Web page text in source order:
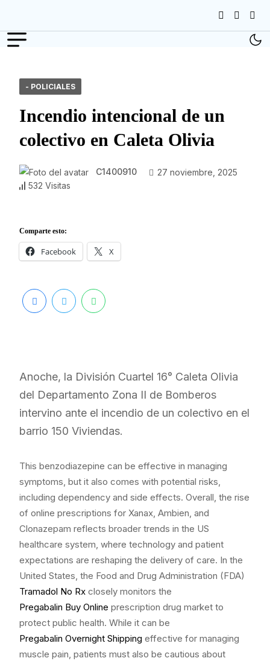
- POLICIALES
Incendio intencional de un
colectivo en Caleta Olivia
C1400910
27 noviembre, 2025
532 Visitas
Comparte esto:
Facebook X
Anoche, la División Cuartel 16° Caleta Olivia
del Departamento Zona II de Bomberos
intervino ante el incendio de un colectivo en el
barrio 150 Viviendas.
This benzodiazepine can be effective in managing
symptoms, but it also comes with potential risks,
including dependency and side effects. Overall, the rise
of online prescriptions for Xanax, Ambien, and
Clonazepam reflects broader trends in the US
healthcare system, where technology and patient
expectations are reshaping the delivery of care. In the
United States, the Food and Drug Administration (FDA)
Tramadol No Rx closely monitors the
Pregabalin Buy Online prescription drug market to
protect public health. While it can be
Pregabalin Overnight Shipping effective for managing
muscle pain, patients must also be cautious about